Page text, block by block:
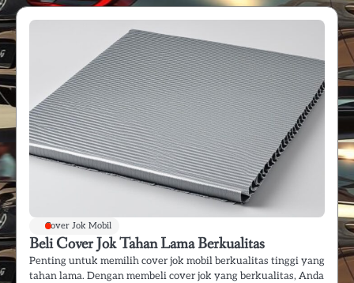
Cover Jok Mobil
Beli Cover Jok Tahan Lama Berkualitas
Penting untuk memilih cover jok mobil berkualitas tinggi yang
tahan lama. Dengan membeli cover jok yang berkualitas, Anda